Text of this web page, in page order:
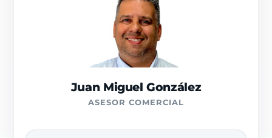
Juan Miguel González
ASESOR COMERCIAL